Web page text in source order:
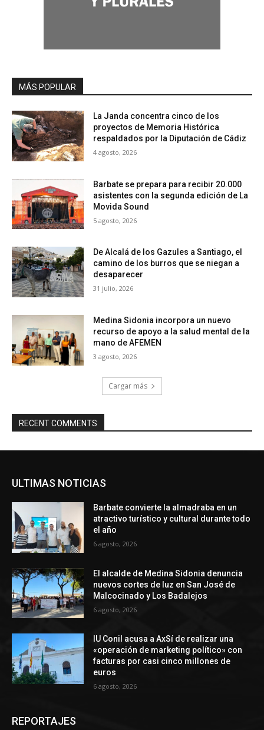
MÁS POPULAR
La Janda concentra cinco de los
proyectos de Memoria Histórica
respaldados por la Diputación de Cádiz
4 agosto, 2026
Barbate se prepara para recibir 20.000
asistentes con la segunda edición de La
Movida Sound
5 agosto, 2026
De Alcalá de los Gazules a Santiago, el
camino de los burros que se niegan a
desaparecer
31 julio, 2026
Medina Sidonia incorpora un nuevo
recurso de apoyo a la salud mental de la
mano de AFEMEN
3 agosto, 2026
Cargar más
RECENT COMMENTS
ULTIMAS NOTICIAS
Barbate convierte la almadraba en un
atractivo turístico y cultural durante todo
el año
6 agosto, 2026
El alcalde de Medina Sidonia denuncia
nuevos cortes de luz en San José de
Malcocinado y Los Badalejos
6 agosto, 2026
IU Conil acusa a AxSí de realizar una
«operación de marketing político» con
facturas por casi cinco millones de
euros
6 agosto, 2026
REPORTAJES